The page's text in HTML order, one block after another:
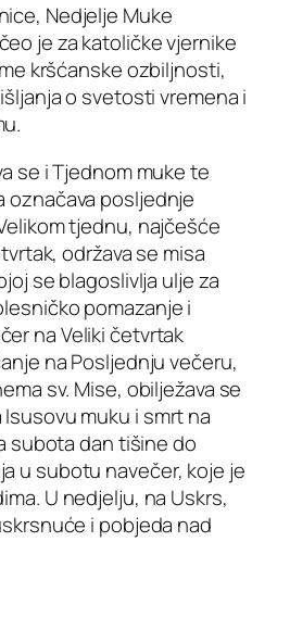
Nedjelje Muke
je za katoličke vjernike
kršćanske ozbiljnosti,
o svetosti vremena i
se i Tjednom muke te
označava posljednje
tjednu, najčešće
održava se misa
se blagoslivlja ulje za
pomazanje i
na Veliki četvrtak
na Posljednju večeru,
sv. Mise, obilježava se
muku i smrt na
subota dan tišine do
u subotu navečer, koje je
U nedjelju, na Uskrs,
i pobjeda nad